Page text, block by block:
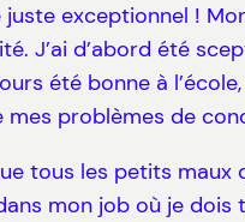
exceptionnel !
J’ai d’abord été
été bonne à
mes problèmes de
tous les petits
mon job où je